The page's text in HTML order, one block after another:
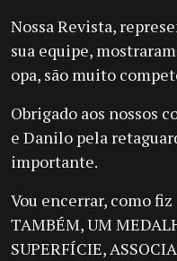
Nossa Revista,
sua equipe,
opa, são muito
Obrigado aos nossos
e Danilo pela
importante.
Vou encerrar, como fiz
TAMBÉM, UM
SUPERFÍCIE,